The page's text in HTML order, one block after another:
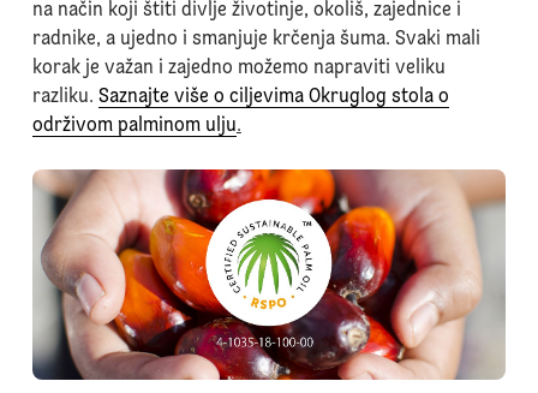
na način koji štiti divlje životinje, okoliš, zajednice i
radnike, a ujedno i smanjuje krčenja šuma. Svaki mali
korak je važan i zajedno možemo napraviti veliku
razliku. Saznajte više o ciljevima Okruglog stola o
održivom palminom ulju.